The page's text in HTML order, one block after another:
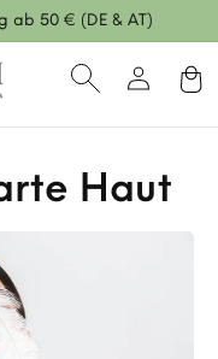
ab 50 € (DE & AT)
Einloggen
Haut